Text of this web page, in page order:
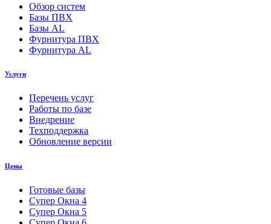
Обзор систем
Базы ПВХ
Базы AL
Фурнитура ПВХ
Фурнитура AL
Услуги
Перечень услуг
Работы по базе
Внедрение
Техподдержка
Обновление версии
Цены
Готовые базы
Супер Окна 4
Супер Окна 5